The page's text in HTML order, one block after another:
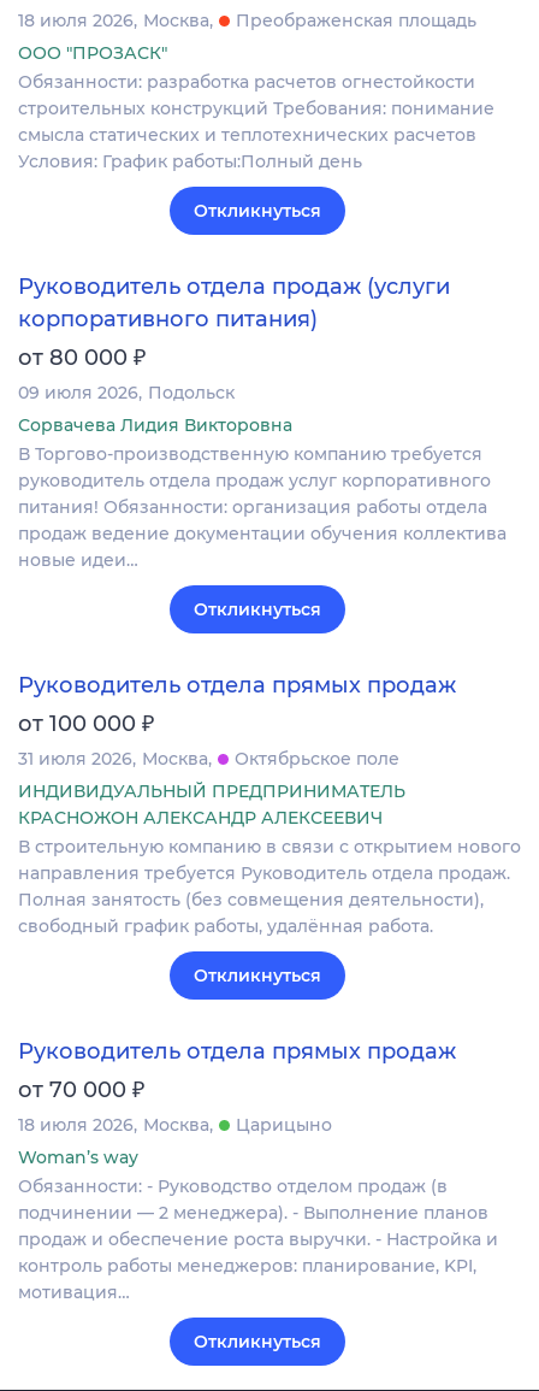
18 июля 2026 Москва
Преображенская площадь
ООО "ПРОЗАСК"
Обязанности: разработка расчетов огнестойкости
строительных конструкций Требования: понимание
смысла статических и теплотехнических расчетов
Условия: График работы:Полный день
Откликнуться
Руководитель отдела продаж (услуги
корпоративного питания)
от 80 000 ₽
09 июля 2026 Подольск
Сорвачева Лидия Викторовна
В Торгово-производственную компанию требуется
руководитель отдела продаж услуг корпоративного
питания! Обязанности: организация работы отдела
продаж ведение документации обучения коллектива
новые идеи…
Откликнуться
Руководитель отдела прямых продаж
от 100 000 ₽
31 июля 2026 Москва
Октябрьское поле
ИНДИВИДУАЛЬНЫЙ ПРЕДПРИНИМАТЕЛЬ
КРАСНОЖОН АЛЕКСАНДР АЛЕКСЕЕВИЧ
В строительную компанию в связи с открытием нового
направления требуется Руководитель отдела продаж.
Полная занятость (без совмещения деятельности),
свободный график работы, удалённая работа.
Откликнуться
Руководитель отдела прямых продаж
от 70 000 ₽
18 июля 2026 Москва
Царицыно
Woman’s way
Обязанности: - Руководство отделом продаж (в
подчинении — 2 менеджера). - Выполнение планов
продаж и обеспечение роста выручки. - Настройка и
контроль работы менеджеров: планирование, KPI,
мотивация…
Откликнуться